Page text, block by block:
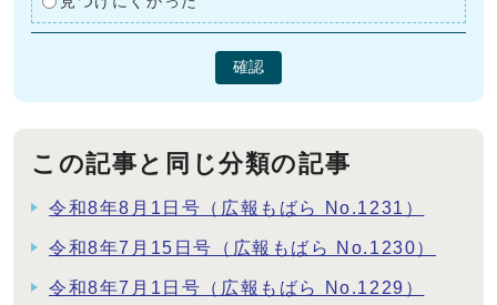
確認
この記事と同じ分類の記事
令和8年8月1日号（広報もばら No.1231）
令和8年7月15日号（広報もばら No.1230）
令和8年7月1日号（広報もばら No.1229）